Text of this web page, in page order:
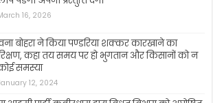
16, 2026
बोहरा ने किया पण्डरिया शक्कर कारखाने का
कहा तय समय पर हो भुगतान और किसानों को न
समस्या
12, 2024